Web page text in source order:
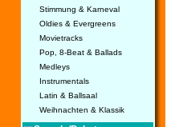
Stimmung & Karneval
Oldies & Evergreens
Movietracks
Pop, 8-Beat & Ballads
Medleys
Instrumentals
Latin & Ballsaal
Weihnachten & Klassik